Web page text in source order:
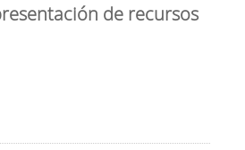
de recursos